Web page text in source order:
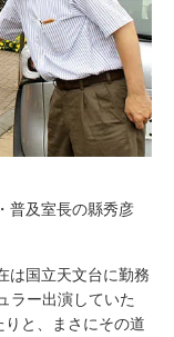
普及室長の縣秀彦
は国立天文台に勤務
ラー出演していた
と、まさにその道